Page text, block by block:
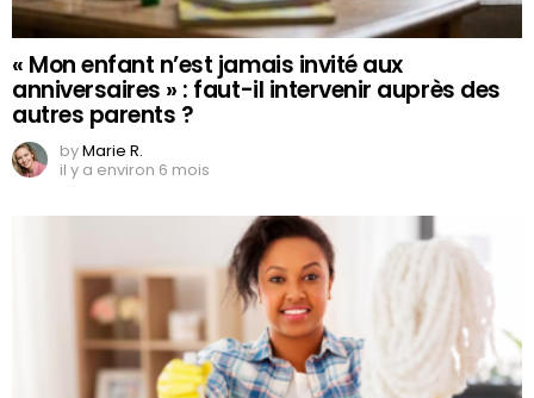
« Mon enfant n’est jamais invité aux
anniversaires » : faut-il intervenir auprès des
autres parents ?
byMarie R.
il y a environ 6 mois